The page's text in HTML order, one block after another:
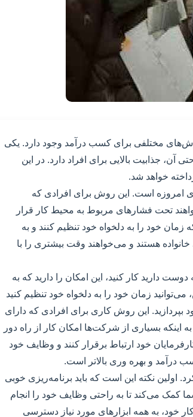
مختلفی برای کسب درآمد وجود دارد. یکی
جذابیت بالایی برای افراد دارد. در این
خواهد شد.
امروزه است. این روش برای افرادی که
تحت فشارهای مربوط به محیط کار قرار
زمان خود را به دلخواه خود تنظیم کنند و به
هستند و می‌خواهند وقت بیشتری را با
دارید کار کنید، این امکان را دارید که به
زمان خود را به دلخواه خود تنظیم کنید
این روش کاری برای افرادی که دارای
اینکه بسیاری از شرکت‌ها امکان کار از راه دور
خود ارتباط برقرار کنند و وظایف خود
درآمد و بهره وری بالاتر است.
اولین نکته این است که باید برنامه‌ریزی خوبی
کمک می‌کند تا به راحتی وظایف خود را انجام
خود، به همه ابزارهای مورد نیاز دسترسی